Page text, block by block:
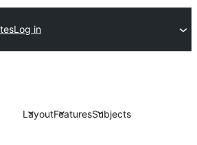
Log in
LayoutFeaturesSubjects